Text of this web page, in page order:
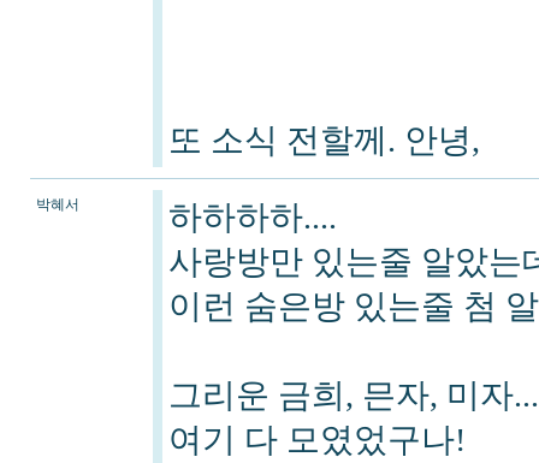
또 소식 전할께. 안녕,
박혜서
하하하하....
사랑방만 있는줄 알았는
이런 숨은방 있는줄 첨
그리운 금희, 믄자, 미자
여기 다 모였었구나!